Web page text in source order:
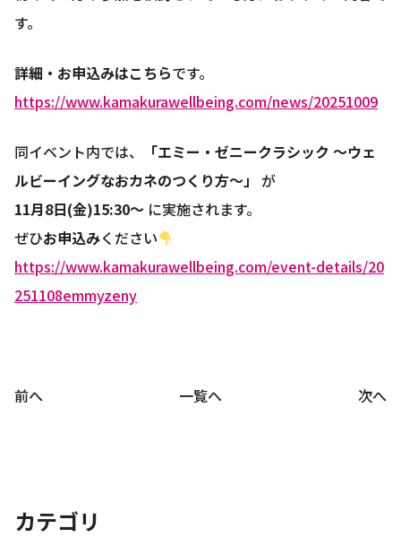
す。
詳細・お申込みはこちらです。
https://www.kamakurawellbeing.com/news/20251009
同イベント内では、
「エミー・ゼニークラシック ～ウェ
ルビーイングなおカネのつくり方～」 が
11月8日(金)15:30～ に実施されます。
ぜひお申込みください
https://www.kamakurawellbeing.com/event-details/20
251108emmyzeny
前へ 一覧へ 次へ
カテゴリ